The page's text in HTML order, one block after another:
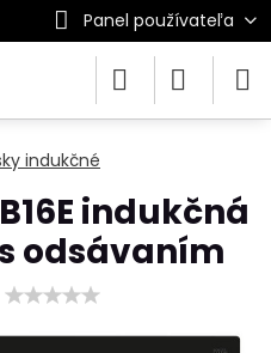
Panel používateľa
indukčné
indukčná
odsávaním